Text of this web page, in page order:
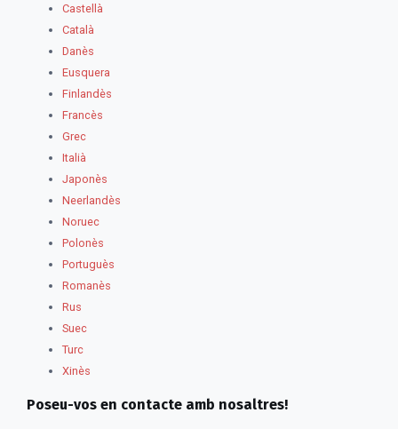
Castellà
Català
Danès
Eusquera
Finlandès
Francès
Grec
Italià
Japonès
Neerlandès
Noruec
Polonès
Portuguès
Romanès
Rus
Suec
Turc
Xinès
Poseu-vos en contacte amb nosaltres!